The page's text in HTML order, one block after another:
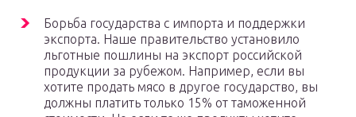
Борьба государства с импорта и поддержки
экспорта. Наше правительство установило
льготные пошлины на экспорт российской
продукции за рубежом. Например, если вы
хотите продать мясо в другое государство, вы
должны платить только 15% от таможенной